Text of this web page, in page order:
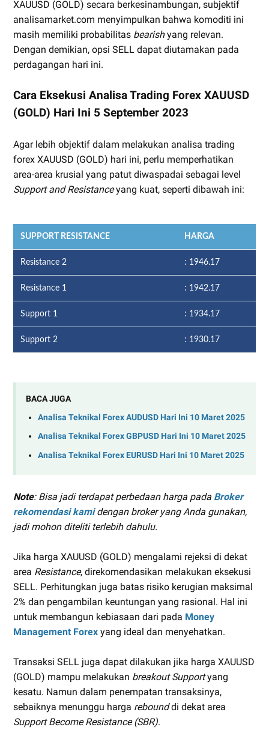
XAUUSD (GOLD) secara berkesinambungan, subjektif
analisamarket.com menyimpulkan bahwa komoditi ini
masih memiliki probabilitas bearishyang relevan.
Dengan demikian, opsi SELL dapat diutamakan pada
perdagangan hari ini.
Cara Eksekusi Analisa Trading Forex XAUUSD
(GOLD) Hari Ini 5 September 2023
Agar lebih objektif dalam melakukan analisa trading
forex XAUUSD (GOLD) hari ini, perlu memperhatikan
area-area krusial yang patut diwaspadai sebagai level
Support and Resistanceyang kuat, seperti dibawah ini:
SUPPORT RESISTANCE HARGA
Resistance 2 : 1946.17
Resistance 1 : 1942.17
Support 1 : 1934.17
Support 2 : 1930.17
BACA JUGA
Analisa Teknikal Forex AUDUSD Hari Ini 10 Maret 2025
Analisa Teknikal Forex GBPUSD Hari Ini 10 Maret 2025
Analisa Teknikal Forex EURUSD Hari Ini 10 Maret 2025
Note: Bisa jadi terdapat perbedaan harga pada Broker
rekomendasi kamidengan broker yang Anda gunakan,
jadi mohon diteliti terlebih dahulu.
Jika harga XAUUSD (GOLD) mengalami rejeksi di dekat
area Resistance, direkomendasikan melakukan eksekusi
SELL. Perhitungkan juga batas risiko kerugian maksimal
2% dan pengambilan keuntungan yang rasional. Hal ini
untuk membangun kebiasaan dari pada Money
Management Forex yang ideal dan menyehatkan.
Transaksi SELL juga dapat dilakukan jika harga XAUUSD
(GOLD) mampu melakukan breakout Supportyang
kesatu. Namun dalam penempatan transaksinya,
sebaiknya menunggu harga rebounddi dekat area
Support Become Resistance (SBR).